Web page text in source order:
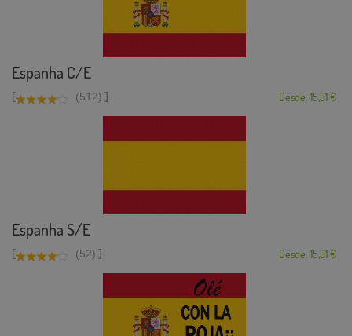
Espanha C/E
[ (512) ] Desde: 15,31 €
Espanha S/E
[ (52) ] Desde: 15,31 €